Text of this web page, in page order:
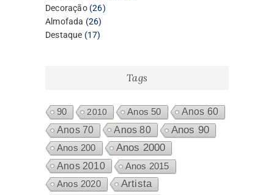
Decoração 2626
Almofada 2626
produtos
Destaque 1717
Tags
90 2010 Anos 50
Anos 60
Anos 70
Anos 80 Anos 90
Anos 200 Anos 2000
Anos 2010 Anos 2015
Anos 2020 Artista